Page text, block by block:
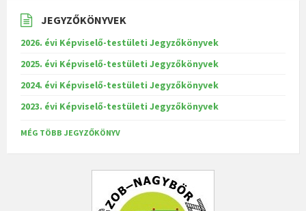
JEGYZŐKÖNYVEK
2026. évi Képviselő-testületi Jegyzőkönyvek
2025. évi Képviselő-testületi Jegyzőkönyvek
2024. évi Képviselő-testületi Jegyzőkönyvek
2023. évi Képviselő-testületi Jegyzőkönyvek
MÉG TÖBB JEGYZŐKÖNYV